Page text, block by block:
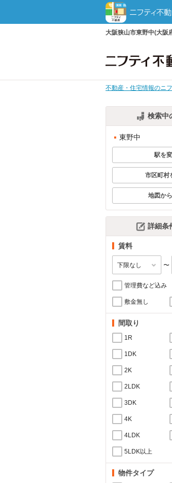
大阪狭山市東野中(大阪
不動産・住宅情報のニ
検索中
東野中
駅を
市区町村
地図か
詳細条
賃料
〜
管理費など込み
敷金無し
間取り
1R
1DK
2K
2LDK
3DK
4K
4LDK
5LDK以上
物件タイプ